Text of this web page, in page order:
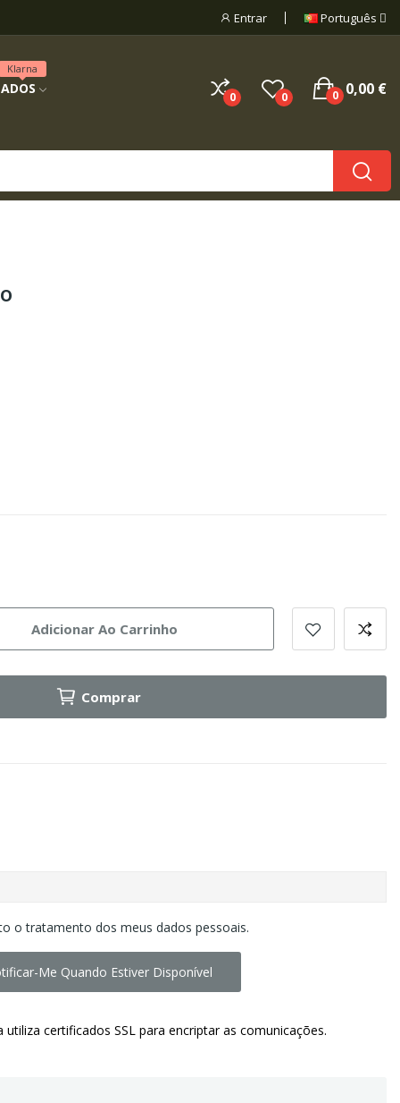
Entrar Português
Klarna
0 0 0,00 €
0
Adicionar Ao Carrinho
Comprar
o tratamento dos meus dados pessoais.
Me Quando Estiver Disponível
utiliza certificados SSL para encriptar as comunicações.